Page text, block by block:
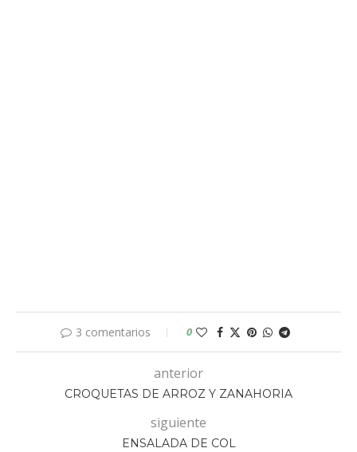
3 comentarios 0
anterior
CROQUETAS DE ARROZ Y ZANAHORIA
siguiente
ENSALADA DE COL